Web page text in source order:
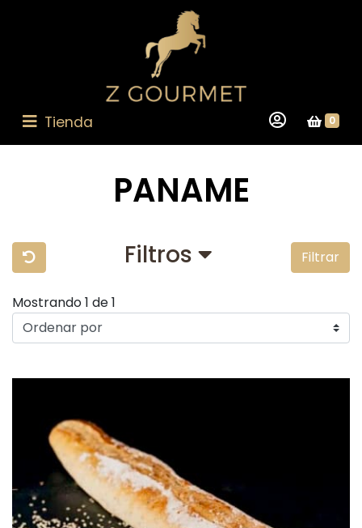
Tienda 0
PANAME
Filtros Filtrar
Mostrando 1 de 1